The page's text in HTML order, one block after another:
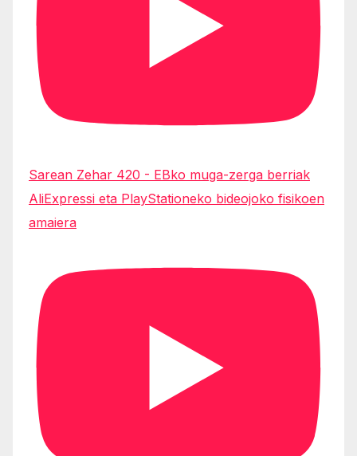
Sarean Zehar 420 - EBko muga-zerga berriak
AliExpressi eta PlayStationeko bideojoko fisikoen
amaiera